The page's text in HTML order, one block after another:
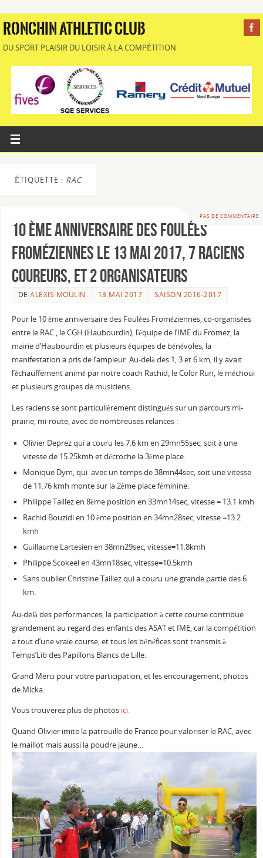
RONCHIN ATHLETIC CLUB
DU SPORT PLAISIR DU LOISIR À LA COMPÉTITION
ÉTIQUETTE : RAC
PAS DE COMMENTAIRE
10 ème anniversaire des Foulées
Froméziennes le 13 mai 2017, 7 raciens
coureurs, et 2 organisateurs
DEALEXIS MOULIN 13 MAI 2017 SAISON 2016-2017
Pour le 10 ème anniversaire des Foulées Froméziennes, co-organisées
entre le RAC , le CGH (Haubourdin), l’équipe de l’IME du Fromez, la
mairie d’Haubourdin et plusieurs équipes de bénévoles, la
manifestation a pris de l’ampleur. Au-delà des 1, 3 et 6 km, il y avait
l’échauffement animé par notre coach Rachid, le Color Run, le méchoui
et plusieurs groupes de musiciens.
Les raciens se sont particulièrement distingués sur un parcours mi-
prairie, mi-route, avec de nombreuses relances :
Olivier Deprez qui a couru les 7.6 km en 29mn55sec, soit à une
vitesse de 15.25kmh et décroche la 3ème place.
Monique Dym, qui avec un temps de 38mn44sec, soit une vitesse
de 11.76 kmh monte sur la 2ème place féminine.
Philippe Taillez en 8ème position en 33mn14sec, vitesse = 13.1 kmh
Rachid Bouzidi en 10 ème position en 34mn28sec, vitesse =13.2
kmh
Guillaume Lartesien en 38mn29sec, vitesse=11.8kmh
Philippe Scokeel en 43mn18sec, vitesse=10.5kmh
Sans oublier Christine Taillez qui a couru une grande partie des 6
km.
Au-delà des performances, la participation à cette course contribue
grandement au regard des enfants des ASAT et IME, car la compétition
a tout d’une vraie course, et tous les bénéfices sont transmis à
Temps’Lib des Papillons Blancs de Lille.
Grand Merci pour votre participation, et les encouragement, photos
de Micka.
Vous trouverez plus de photos ici.
Quand Olivier imite la patrouille de France pour valoriser le RAC, avec
le maillot mais aussi la poudre jaune…